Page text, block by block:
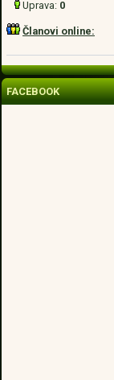
Uprava: 0
Članovi online:
FACEBOOK